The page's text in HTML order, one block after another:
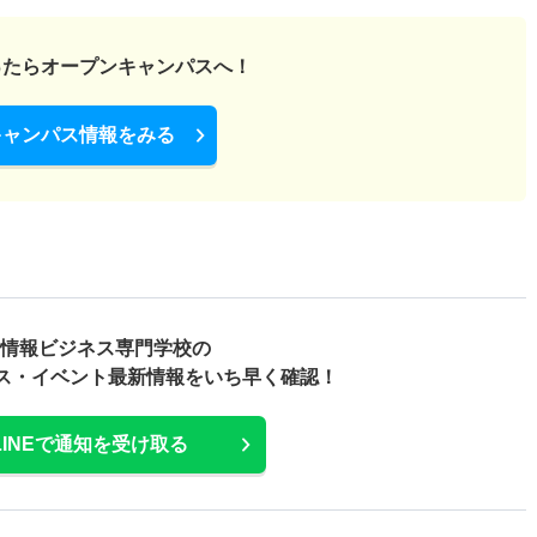
らオープンキャンパスへ！
ンパス情報をみる
報ビジネス専門学校の
・ イベント最新情報をいち早く確認！
で通知を受け取る